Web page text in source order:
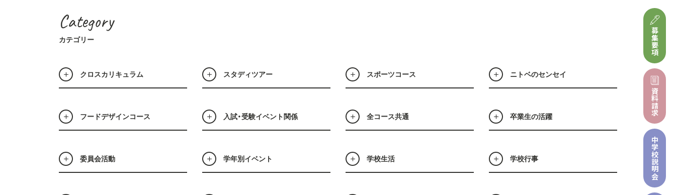
募集要項
資料請求
中学校
説明会
Category
カテゴリー
クロスカリキュラム スタディツアー スポーツコース ニトベのセンセイ
フードデザインコース 入試・受験イベント関係 全コース共通 卒業生の活躍
委員会活動 学年別イベント 学校生活 学校行事